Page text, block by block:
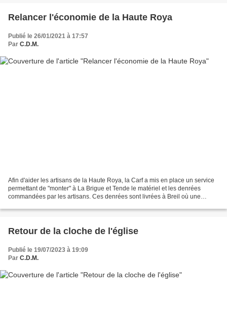
Relancer l'économie de la Haute Roya
Publié le 26/01/2021 à 17:57
Par C.D.M.
Afin d'aider les artisans de la Haute Roya, la Carf a mis en place un service
permettant de "monter" à La Brigue et Tende le matériel et les denrées
commandées par les artisans. Ces denrées sont livrées à Breil où une
Retour de la cloche de l'église
Publié le 19/07/2023 à 19:09
Par C.D.M.